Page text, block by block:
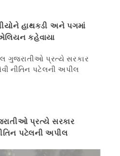
હાથકડી અને પગમાં
કહેવાયા
પ્રત્યે સરકાર
પટેલની અપીલ